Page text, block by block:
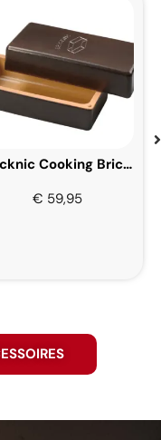
Bricknic Cooking Brick Black
€ 59,95